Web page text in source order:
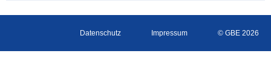
Datenschutz Impressum © GBE 2026